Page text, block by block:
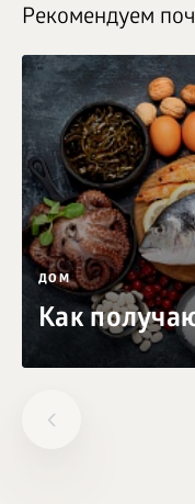
Рекомендуем
ДОМ
Как